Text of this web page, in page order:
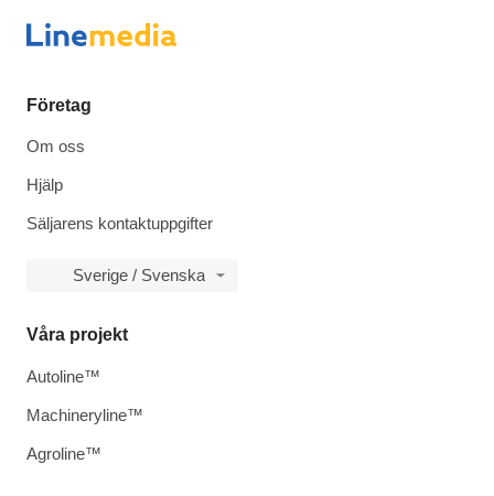
Företag
Om oss
Hjälp
Säljarens kontaktuppgifter
Sverige / Svenska
Våra projekt
Autoline™
Machineryline™
Agroline™